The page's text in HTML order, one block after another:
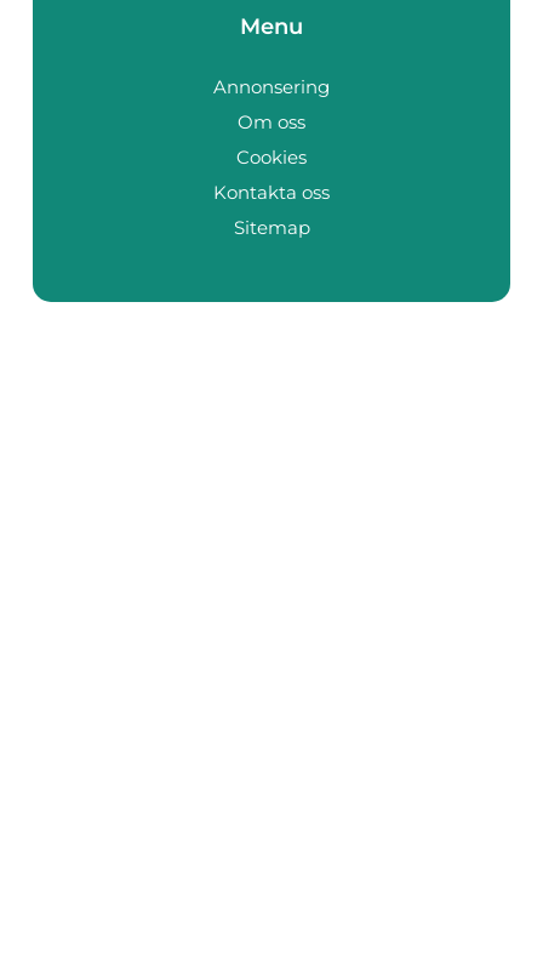
Menu
Annonsering
Om oss
Cookies
Kontakta oss
Sitemap